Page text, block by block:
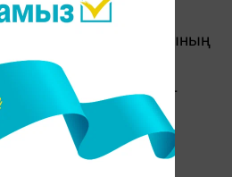
Италия құрамасының
– 3.08,
– 2.35 коэффициент
Сансызбай